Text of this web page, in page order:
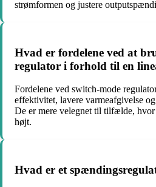
strømformen og justere
Hvad er fordelene ved at
regulator i forhold til en
Fordelene ved switch-mode
effektivitet, lavere varmeafgivelse
De er mere velegnet til tilfælde,
højt.
Hvad er et